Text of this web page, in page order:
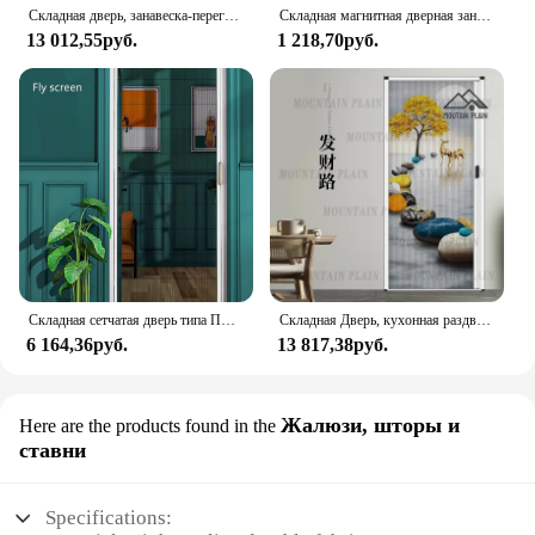
Складная дверь, занавеска-перегородка для кухни, невидимая и не требует установки, простая ванная комната, ванная комната, ванная комната
13 012,55руб.
Складная магнитная дверная занавеска для кондиционирования воздуха, раздвижная и раздвижная, прозрачная самовсасывающая дверная занавеска из ПВХ, ветрозащитная и скользящая
1 218,70руб.
Складная сетчатая дверь типа ПЭТ, раздвижная невидимая сетчатая оконная сетка из ПП, защита от комаров
6 164,36руб.
Складная Дверь, кухонная раздвижная перегородка, невидимая и не требующая установки, простая ванная комната, ванная комната, ванная комната
13 817,38руб.
Here are the products found in the Жалюзи, шторы и
ставни
Specifications: